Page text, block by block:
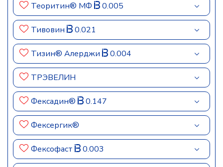
Теоритин® МФ 0.005
Тивовин 0.021
Тизин® Алерджи 0.004
ТРЭВЕЛИН
Фексадин® 0.147
Фексергик®
Фексофаст 0.003